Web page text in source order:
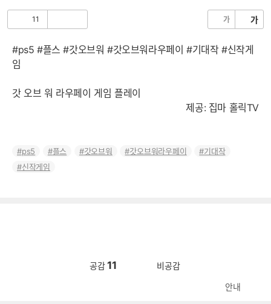
11
감
가 가
#ps5 #플스 #갓오브워 #갓오브워라우페이 #기대작 #신작게
임
갓 오브 워 라우페이 게임 플레이
제공: 집마 홀릭TV
ps5 플스 갓오브워 갓오브워라우페이
기대작
신작게임
공감 11 비공감
안내